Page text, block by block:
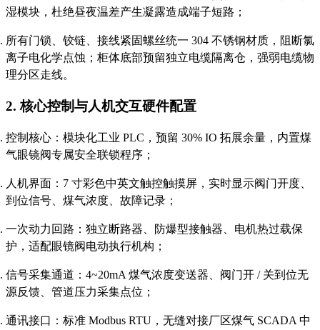
湿模块，杜绝昼夜温差产生凝露造成端子短路；
所有门锁、铰链、接线紧固螺丝统一 304 不锈钢材质，阻断氯
离子电化学点蚀；柜体底部预留独立电缆隔离仓，强弱电缆物
理分区走线。
2. 核心控制与人机交互硬件配置
控制核心：模块化工业 PLC，预留 30% IO 拓展余量，内置煤
气眼镜阀专属安全联锁程序；
人机界面：7 寸彩色中英文触控触摸屏，实时显示阀门开度、
到位信号、煤气浓度、故障记录；
一次动力回路：独立断路器、防爆型接触器、电机热过载保
护，适配眼镜阀电动执行机构；
信号采集通道：4~20mA 煤气浓度变送器、阀门开 / 关到位无
源反馈、管道压力采集点位；
通讯接口：标准 Modbus RTU，无缝对接厂区煤气 SCADA 中